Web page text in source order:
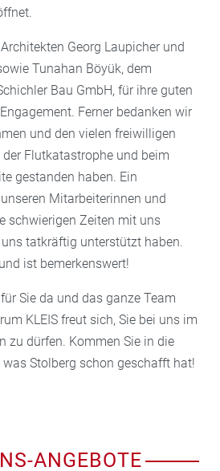
Georg Laupicher und
Tunahan Böyük, dem
Bau GmbH, für ihre guten
Ferner bedanken wir
und den vielen freiwilligen
Flutkatastrophe und beim
gestanden haben. Ein
Mitarbeiterinnen und
schwierigen Zeiten mit uns
tatkräftig unterstützt haben.
ist bemerkenswert!
Sie da und das ganze Team
KLEIS freut sich, Sie bei uns im
zu dürfen. Kommen Sie in die
was Stolberg schon geschafft hat!
ANGEBOTE